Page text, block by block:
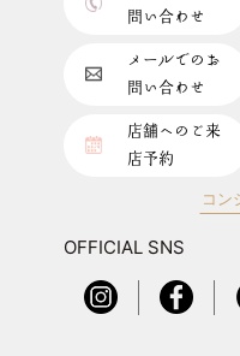
問い合わせ
メールでのお
問い合わせ
店舗へのご来
店予約
コン
OFFICIAL SNS